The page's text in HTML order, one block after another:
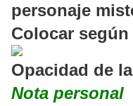
personaje
Colocar
Opacidad de
Nota personal